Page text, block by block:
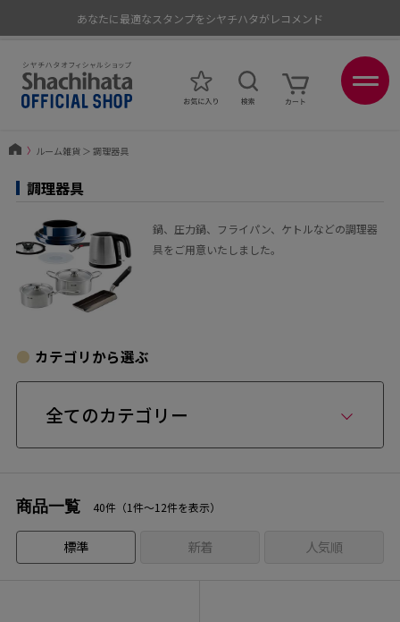
あなたに最適なスタンプをシヤチハタがレコメンド
〉 ルーム雑貨＞ 調理器具
調理器具
鍋、圧力鍋、フライパン、ケトルなどの調理器
具をご用意いたしました。
カテゴリから選ぶ
全てのカテゴリー
商品一覧 40件（1件〜12件を表示）
標準 新着 人気順